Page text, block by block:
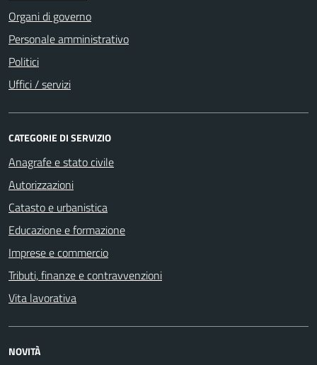
Organi di governo
Personale amministrativo
Politici
Uffici / servizi
CATEGORIE DI SERVIZIO
Anagrafe e stato civile
Autorizzazioni
Catasto e urbanistica
Educazione e formazione
Imprese e commercio
Tributi, finanze e contravvenzioni
Vita lavorativa
NOVITÀ